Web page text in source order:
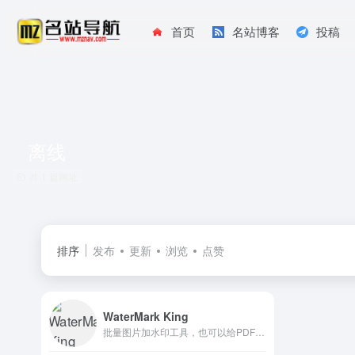
首页 名站博客 投稿
排序 发布 更新 浏览 点赞
WaterMark King